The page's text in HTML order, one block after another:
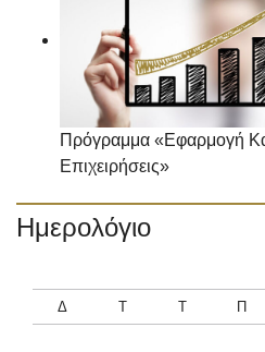
Πρόγραμμα «Εφαρμογή
Επιχειρήσεις»
Ημερολόγιο
Δ Τ Τ Π